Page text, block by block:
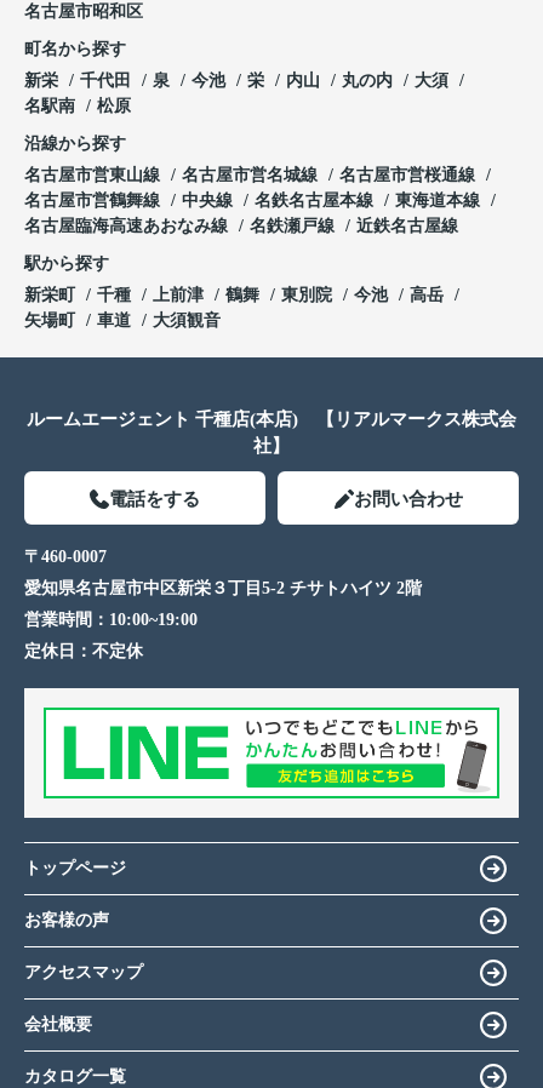
名古屋市昭和区
町名から探す
新栄
千代田 泉 今池 栄 内山 丸の内
大須
名駅南
松原
沿線から探す
名古屋市営東山線
名古屋市営名城線
名古屋市営桜通線
名古屋市営鶴舞線
中央線 名鉄名古屋本線
東海道本線
名古屋臨海高速あおなみ線
名鉄瀬戸線 近鉄名古屋線
駅から探す
新栄町
千種 上前津 鶴舞 東別院 今池
高岳
矢場町
車道 大須観音
ルームエージェント 千種店(本店) 【リアルマークス株式会
社】
電話をする お問い合わせ
〒460-0007
愛知県名古屋市中区新栄３丁目5-2 チサトハイツ 2階
営業時間： 10:00~19:00
定休日： 不定休
トップページ
お客様の声
アクセスマップ
会社概要
カタログ一覧